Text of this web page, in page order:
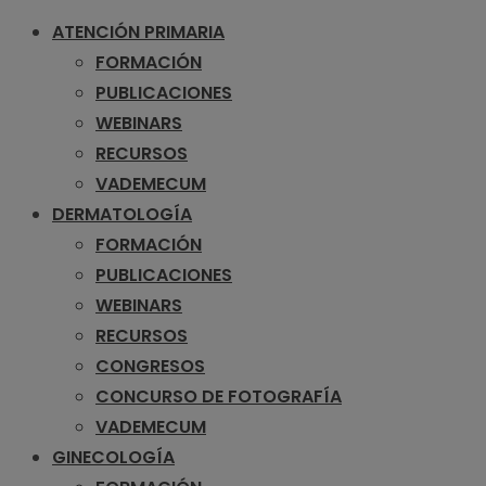
ATENCIÓN PRIMARIA
FORMACIÓN
PUBLICACIONES
WEBINARS
RECURSOS
VADEMECUM
DERMATOLOGÍA
FORMACIÓN
PUBLICACIONES
WEBINARS
RECURSOS
CONGRESOS
CONCURSO DE FOTOGRAFÍA
VADEMECUM
GINECOLOGÍA